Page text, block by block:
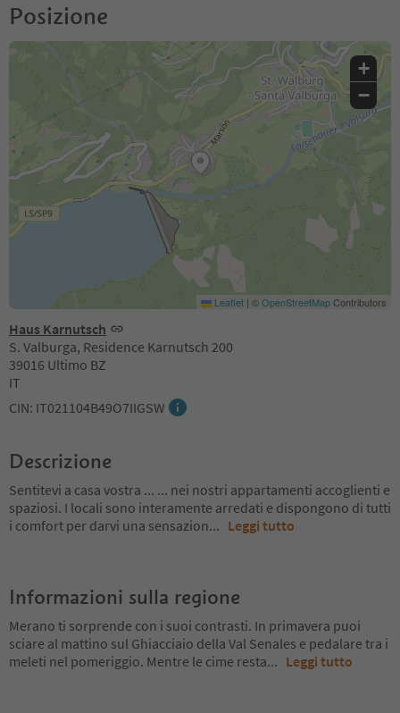
Posizione
Haus Karnutsch
S. Valburga, Residence Karnutsch 200
39016 Ultimo BZ
IT
CIN: IT021104B49O7IIGSW
+
−
Leaflet | ©OpenStreetMapContributors
Descrizione
Sentitevi a casa vostra ... ... nei nostri appartamenti accoglienti e
spaziosi. I locali sono interamente arredati e dispongono di tutti
i comfort per darvi una sensazion... Leggi tutto
Informazioni sulla regione
Merano ti sorprende con i suoi contrasti. In primavera puoi
sciare al mattino sul Ghiacciaio della Val Senales e pedalare tra i
meleti nel pomeriggio. Mentre le cime resta... Leggi tutto